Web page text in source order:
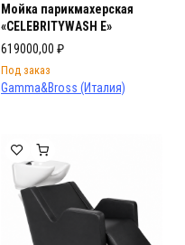
Мойка парикмахерская
«CELEBRITYWASH E»
619000,00 ₽
Под заказ
Gamma&Bross (Италия)